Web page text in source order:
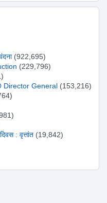
(922,695)
(229,796)
Director General (153,216)
: वृत्तांत (19,842)